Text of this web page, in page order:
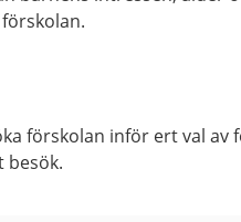
förskolan inför ert val av
besök.